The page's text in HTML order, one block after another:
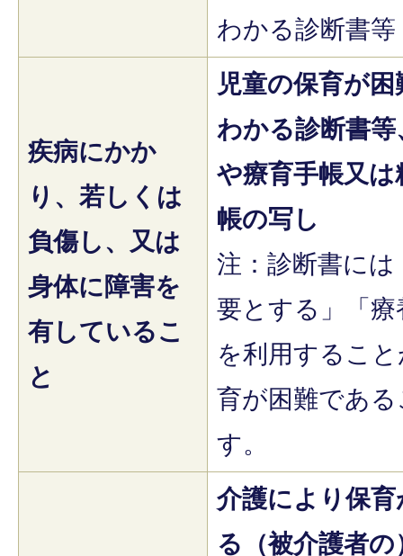
わかる診断書等
疾病にかか
り、若しくは
負傷し、又は
身体に障害を
有しているこ
と
児童の保育が
わかる診断書
や療育手帳又は
帳の写し
注：診断書に
要とする」「
を利用するこ
育が困難であ
す。
介護により保
る（被介護者